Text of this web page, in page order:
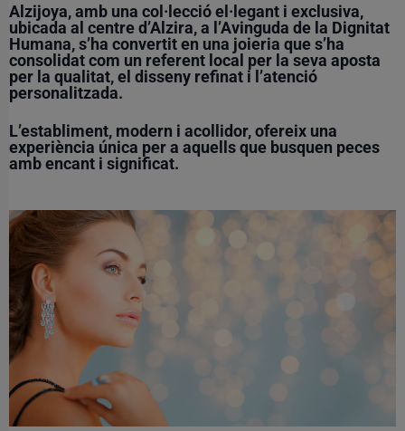
Alzijoya, amb una col·lecció el·legant i exclusiva,
ubicada al centre d’Alzira, a l’Avinguda de la Dignitat
Humana, s’ha convertit en una joieria que s’ha
consolidat com un referent local per la seva aposta
per la qualitat, el disseny refinat i l’atenció
personalitzada.
L’establiment, modern i acollidor, ofereix una
experiència única per a aquells que busquen peces
amb encant i significat.